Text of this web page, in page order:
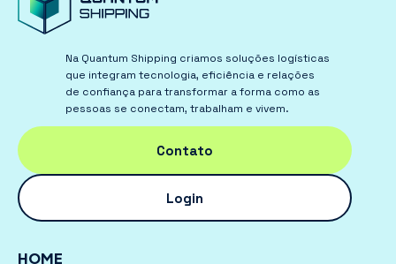
Na Quantum Shipping criamos soluções logísticas
que integram tecnologia, eficiência e relações
de confiança para transformar a forma como as
pessoas se conectam, trabalham e vivem.
Contato
Login
HOME